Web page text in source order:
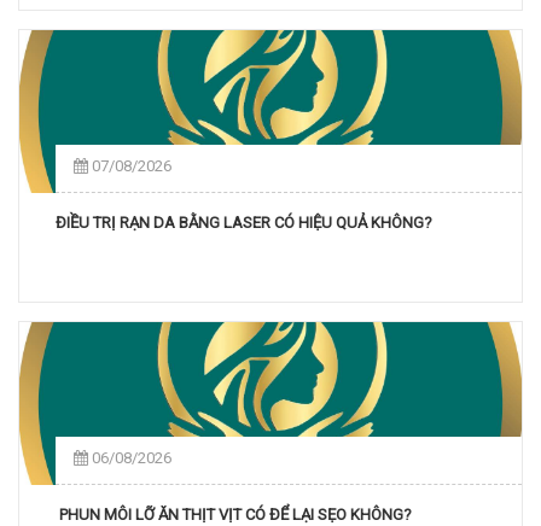
07/08/2026
ĐIỀU TRỊ RẠN DA BẰNG LASER CÓ HIỆU QUẢ KHÔNG?
06/08/2026
PHUN MÔI LỠ ĂN THỊT VỊT CÓ ĐỂ LẠI SẸO KHÔNG?